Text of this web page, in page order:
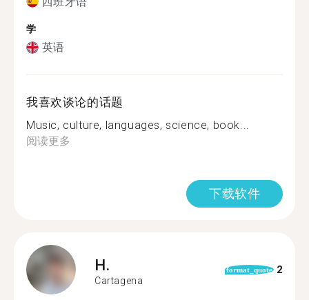
学
英语
我喜欢谈论的话题
Music, culture, languages, science, book...
阅读更多
下载软件
H.
Cartagena
format_quote 2